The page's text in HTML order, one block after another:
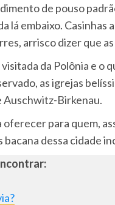
de pouso
lá embaixo.
arrisco dizer que
visitada da Polônia e
as igrejas
Auschwitz-Birkenau.
oferecer para quem,
bacana dessa cidade